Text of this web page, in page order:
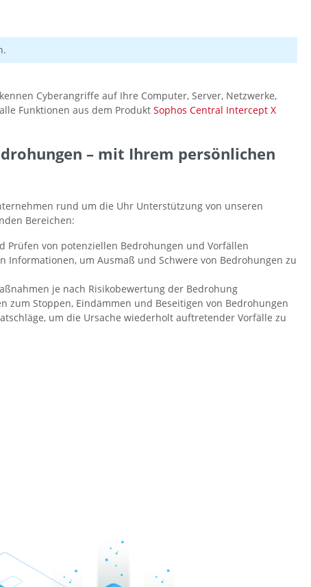
Cyberangriffe auf Ihre Computer, Server, Netzwerke,
Funktionen aus dem Produkt Sophos Central Intercept X
– mit Ihrem persönlichen
rund um die Uhr Unterstützung von unseren
Bereichen:
Prüfen von potenziellen Bedrohungen und Vorfällen
Informationen, um Ausmaß und Schwere von Bedrohungen zu
je nach Risikobewertung der Bedrohung
zum Stoppen, Eindämmen und Beseitigen von Bedrohungen
um die Ursache wiederholt auftretender Vorfälle zu